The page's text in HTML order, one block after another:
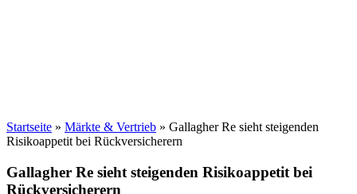
Startseite » Märkte & Vertrieb » Gallagher Re sieht steigenden
Risikoappetit bei Rückversicherern
Gallagher Re sieht steigenden Risikoappetit bei
Rückversicherern